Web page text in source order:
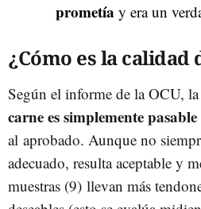
prometía y era un
¿Cómo es la calidad
Según el informe de la OCU, la
carne es simplemente pasable
al aprobado. Aunque no
adecuado, resulta aceptable y
muestras (9) llevan más